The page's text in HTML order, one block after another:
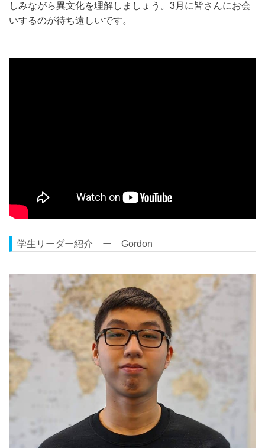
しみながら異文化を理解しましょう。3月に皆さんにお会
いするのが待ち遠しいです。
学生リーダー紹介 ー Gordon